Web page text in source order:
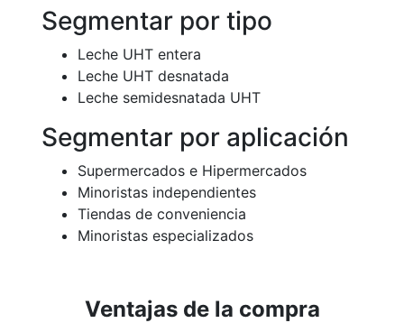
Segmentar por tipo
Leche UHT entera
Leche UHT desnatada
Leche semidesnatada UHT
Segmentar por aplicación
Supermercados e Hipermercados
Minoristas independientes
Tiendas de conveniencia
Minoristas especializados
Ventajas de la compra